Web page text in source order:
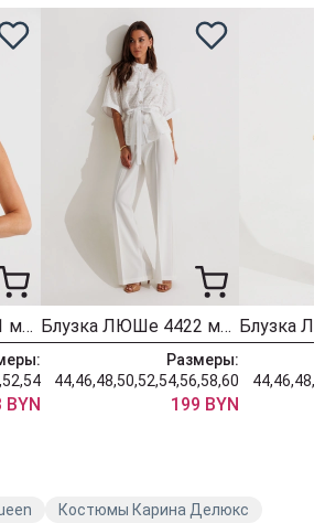
Блузка ЛЮШе 4401 молочный
BYN
Блузка ЛЮШе 4422 молочный
Размеры:
44,46,48,50,52,54,56,58,60
199 BYN
Костюмы Карина Делюкс